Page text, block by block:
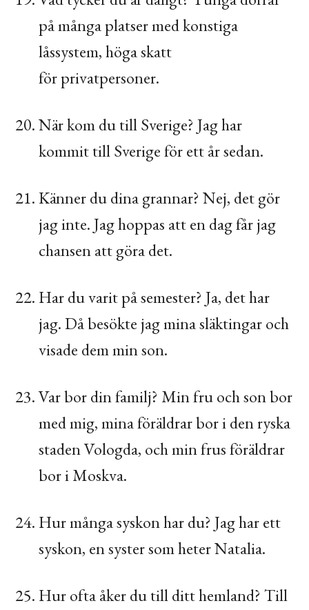
på många platser med konstiga
låssystem, höga skatt
för privatpersoner.
När kom du till Sverige? Jag har
kommit till Sverige för ett år sedan.
Känner du dina grannar? Nej, det gör
jag inte. Jag hoppas att en dag får jag
chansen att göra det.
Har du varit på semester? Ja, det har
jag. Då besökte jag mina släktingar och
visade dem min son.
Var bor din familj? Min fru och son bor
med mig, mina föräldrar bor i den ryska
staden Vologda, och min frus föräldrar
bor i Moskva.
Hur många syskon har du? Jag har ett
syskon, en syster som heter Natalia.
Hur ofta åker du till ditt hemland? Till